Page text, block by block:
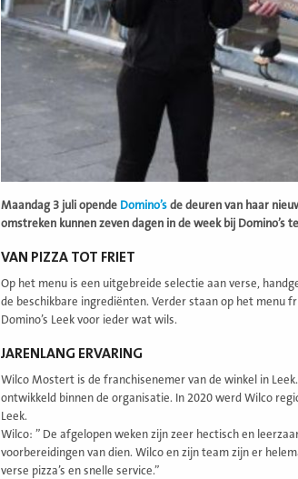
Maandag 3 juli opende Domino’s de deuren van haar
omstreken kunnen zeven dagen in de week bij Domino’s
VAN PIZZA TOT FRIET
Op het menu is een uitgebreide selectie aan verse,
de beschikbare ingrediënten. Verder staan op het menu
Domino’s Leek voor ieder wat wils.
JARENLANG ERVARING
Wilco Mostert is de franchisenemer van de winkel in
ontwikkeld binnen de organisatie. In 2020 werd Wilco
Leek.
Wilco: ” De afgelopen weken zijn zeer hectisch en
voorbereidingen van dien. Wilco en zijn team zijn er
verse pizza’s en snelle service.”